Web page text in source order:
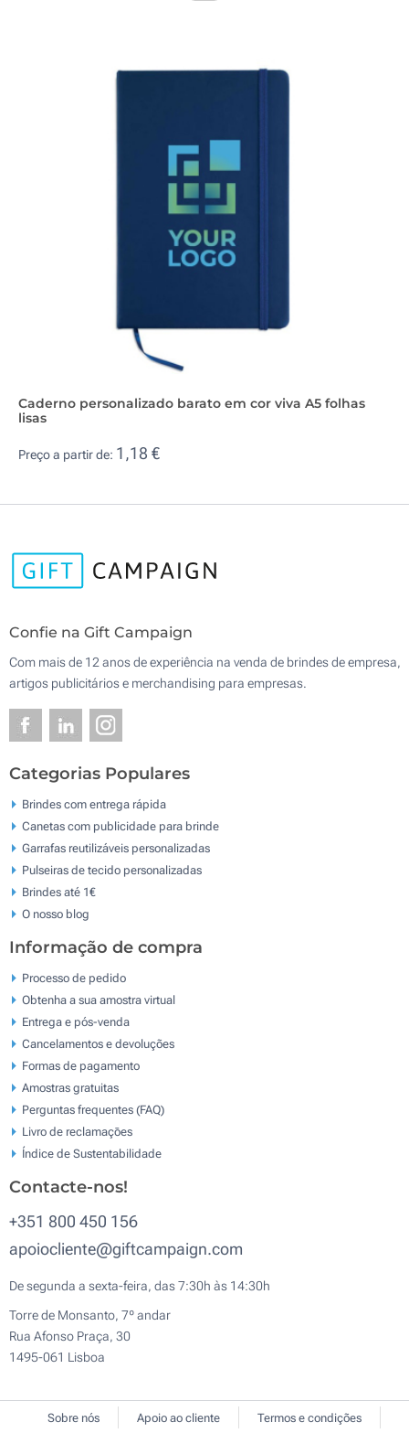
Caderno personalizado barato em cor viva A5 folhas
lisas
Preço a partir de: 1,18 €
Confie na Gift Campaign
Com mais de 12 anos de experiência na venda de brindes de empresa,
artigos publicitários e merchandising para empresas.
Categorias Populares
Brindes com entrega rápida
Canetas com publicidade para brinde
Garrafas reutilizáveis personalizadas
Pulseiras de tecido personalizadas
Brindes até 1€
O nosso blog
Informação de compra
Processo de pedido
Obtenha a sua amostra virtual
Entrega e pós-venda
Cancelamentos e devoluções
Formas de pagamento
Amostras gratuitas
Perguntas frequentes (FAQ)
Livro de reclamaçōes
Índice de Sustentabilidade
Contacte-nos!
+351 800 450 156
apoiocliente@giftcampaign.com
De segunda a sexta-feira, das 7:30h às 14:30h
Torre de Monsanto, 7º andar
Rua Afonso Praça, 30
1495-061 Lisboa
Sobre nós Apoio ao cliente Termos e condições